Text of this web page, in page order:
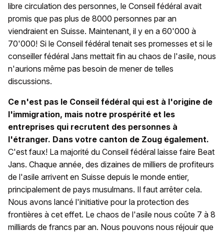
libre circulation des personnes, le Conseil fédéral avait
promis que pas plus de 8000 personnes par an
viendraient en Suisse. Maintenant, il y en a 60'000 à
70'000! Si le Conseil fédéral tenait ses promesses et si le
conseiller fédéral Jans mettait fin au chaos de l'asile, nous
n'aurions même pas besoin de mener de telles
discussions.
Ce n'est pas le Conseil fédéral qui est à l'origine de
l'immigration, mais notre prospérité et les
entreprises qui recrutent des personnes à
l'étranger. Dans votre canton de Zoug également.
C'est faux! La majorité du Conseil fédéral laisse faire Beat
Jans. Chaque année, des dizaines de milliers de profiteurs
de l'asile arrivent en Suisse depuis le monde entier,
principalement de pays musulmans. Il faut arrêter cela.
Nous avons lancé l'initiative pour la protection des
frontières à cet effet. Le chaos de l'asile nous coûte 7 à 8
milliards de francs par an. Nous pouvons nous réjouir que